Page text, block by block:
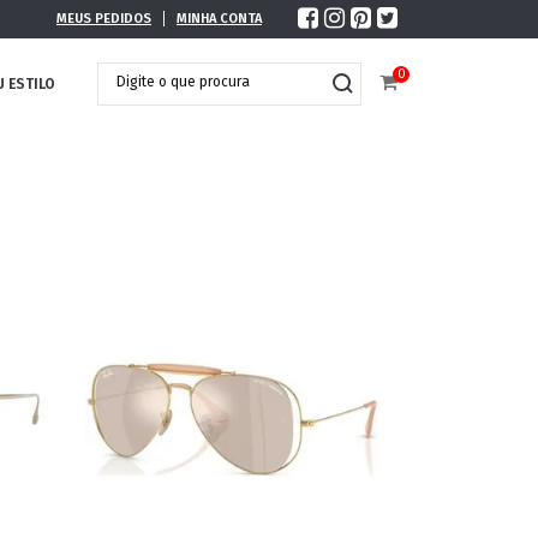
MEUS PEDIDOS MINHA CONTA
ESTILO
0